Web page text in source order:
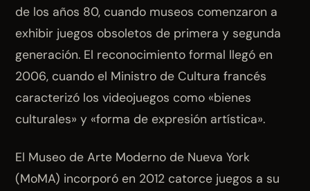
de los años 80, cuando museos comenzaron a
exhibir juegos obsoletos de primera y segunda
generación. El reconocimiento formal llegó en
2006, cuando el Ministro de Cultura francés
caracterizó los videojuegos como «bienes
culturales» y «forma de expresión artística».
El Museo de Arte Moderno de Nueva York
(MoMA) incorporó en 2012 catorce juegos a su